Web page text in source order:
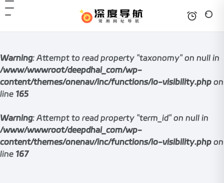
Warning: Attempt to read property "taxonomy" on null in
/www/wwwroot/deepdhai_com/wp-
content/themes/onenav/inc/functions/io-visibility.php on
line 165
Warning: Attempt to read property "term_id" on null in
/www/wwwroot/deepdhai_com/wp-
content/themes/onenav/inc/functions/io-visibility.php on
line 167